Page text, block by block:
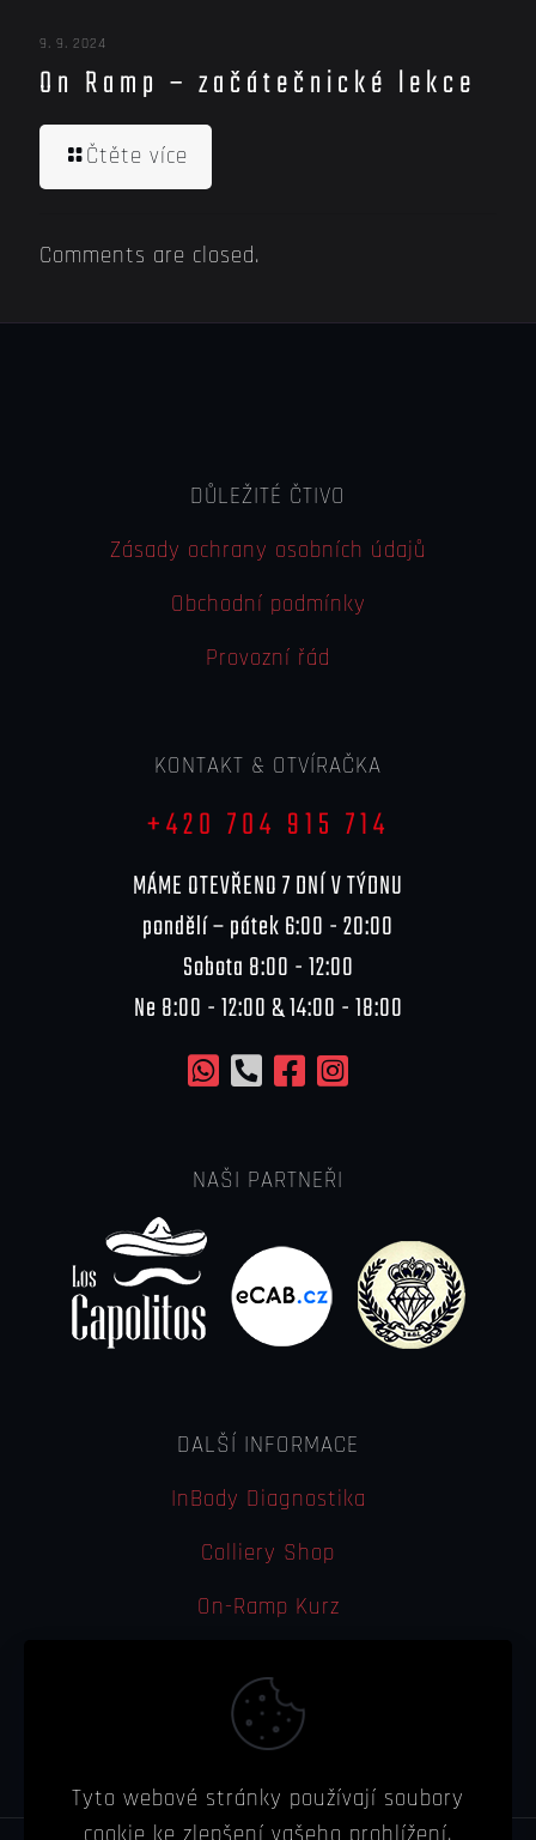
9. 9. 2024
On Ramp – začátečnické lekce
Čtěte více
Comments are closed.
DŮLEŽITÉ ČTIVO
Zásady ochrany osobních údajů
Obchodní podmínky
Provozní řád
KONTAKT & OTVÍRAČKA
+420 704 915 714
MÁME OTEVŘENO 7 DNÍ V TÝDNU
pondělí – pátek 6:00 - 20:00
Sobota 8:00 - 12:00
Ne 8:00 - 12:00 & 14:00 - 18:00
NAŠI PARTNEŘI
DALŠÍ INFORMACE
InBody Diagnostika
Colliery Shop
On-Ramp Kurz
Tyto webové stránky používají soubory